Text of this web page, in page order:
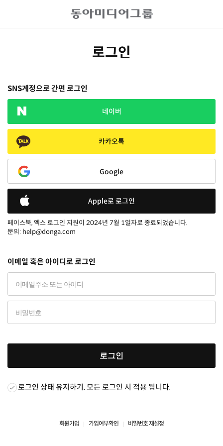
로그인
SNS계정으로 간편 로그인
네이버
카카오톡
Google
Apple로 로그인
페이스북, 엑스 로그인 지원이 2024년 7월 1일자로 종료되었습니다.
문의: help@donga.com
이메일 혹은 아이디로 로그인
로그인
로그인 상태 유지하기. 모든 로그인 시 적용 됩니다.
회원가입 가입여부확인 비밀번호 재설정